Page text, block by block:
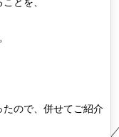
とを、
ので、併せてご紹介